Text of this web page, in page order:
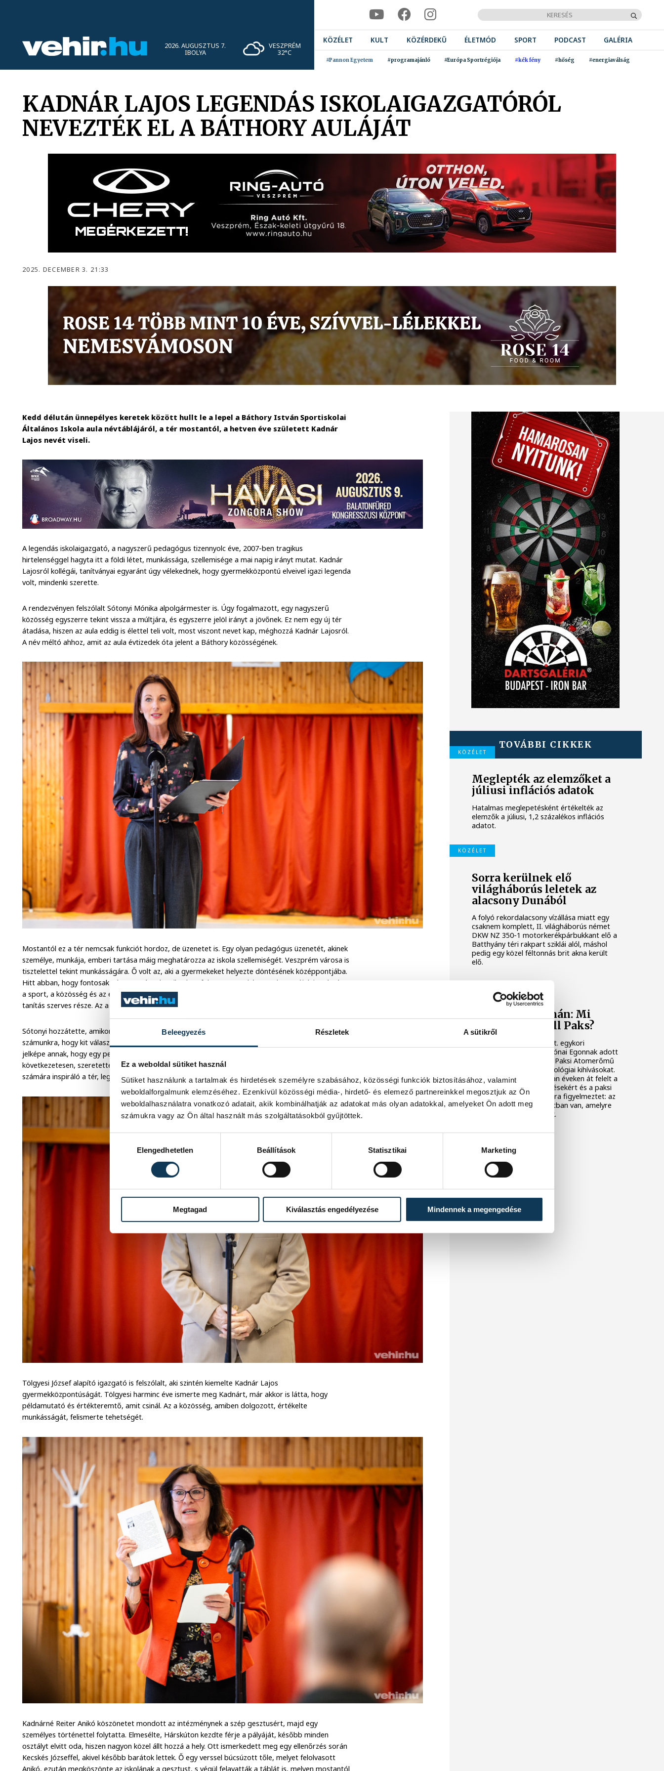
Beleegyezés Részletek A sütikről
Ez a weboldal sütiket használ
Sütiket használunk a tartalmak és hirdetések személyre szabásához, közösségi funkciók biztosításához, valamint
weboldalforgalmunk elemzéséhez. Ezenkívül közösségi média-, hirdető- és elemező partnereinkkel megosztjuk az Ön
weboldalhasználatra vonatkozó adatait, akik kombinálhatják az adatokat más olyan adatokkal, amelyeket Ön adott meg
számukra vagy az Ön által használt más szolgáltatásokból gyűjtöttek.
Elengedhetetlen
Beállítások Statisztikai Marketing
Megtagad Kiválasztás engedélyezése Mindennek a megengedése
2026. AUGUSZTUS 7.
IBOLYA
VESZPRÉM
32°C
KÖZÉLET KULT KÖZÉRDEKŰ ÉLETMÓD SPORT PODCAST GALÉRIA
#Pannon Egyetem #programajánló #Európa Sportrégiója #kék fény #hőség #energiaválság
KADNÁR LAJOS LEGENDÁS ISKOLAIGAZGATÓRÓL
NEVEZTÉK EL A BÁTHORY AULÁJÁT
2025. DECEMBER 3. 21:33
Kedd délután ünnepélyes keretek között hullt le a lepel a Báthory István Sportiskolai
Általános Iskola aula névtáblájáról, a tér mostantól, a hetven éve született Kadnár
Lajos nevét viseli.
A legendás iskolaigazgató, a nagyszerű pedagógus tizennyolc éve, 2007-ben tragikus
hirtelenséggel hagyta itt a földi létet, munkássága, szellemisége a mai napig irányt mutat. Kadnár
Lajosról kollégái, tanítványai egyaránt úgy vélekednek, hogy gyermekközpontú elveivel igazi legenda
volt, mindenki szerette.
A rendezvényen felszólalt Sótonyi Mónika alpolgármester is. Úgy fogalmazott, egy nagyszerű
közösség egyszerre tekint vissza a múltjára, és egyszerre jelöl irányt a jövőnek. Ez nem egy új tér
átadása, hiszen az aula eddig is élettel teli volt, most viszont nevet kap, méghozzá Kadnár Lajosról.
A név méltó ahhoz, amit az aula évtizedek óta jelent a Báthory közösségének.
Mostantól ez a tér nemcsak funkciót hordoz, de üzenetet is. Egy olyan pedagógus üzenetét, akinek
személye, munkája, emberi tartása máig meghatározza az iskola szellemiségét. Veszprém városa is
tisztelettel tekint munkásságára. Ő volt az, aki a gyermekeket helyezte döntésének középpontjába.
Hitt abban, hogy fontosak a hagyományok, miközben folyamatosan képes volt megújulni. Számára
a sport, a közösség és az emberi értékek közvetítése nem külön feladat volt, hanem a mindennapi
tanítás szerves része. Az a szemlélet, amit képviselt, ma is meghatározó az iskolában.
Sótonyi hozzátette, amikor egy közösség nevet ad a térnek, valójában azt mondja, fontos
számunkra, hogy kit választunk példaképnek. Mostantól az aula nemcsak egy helyszín lesz, hanem a
jelképe annak, hogy egy pedagógus munkája hogyan képes nemzedékekre hatni csendesen,
következetesen, szeretettel. Az alpolgármester azt kívánta, legyen minden diák és pedagógus
számára inspiráló a tér, legyen útmutatás mindenkinek.
Tölgyesi József alapító igazgató is felszólalt, aki szintén kiemelte Kadnár Lajos
gyermekközpontúságát. Tölgyesi harminc éve ismerte meg Kadnárt, már akkor is látta, hogy
példamutató és értékteremtő, amit csinál. Az a közösség, amiben dolgozott, értékelte
munkásságát, felismerte tehetségét.
Kadnárné Reiter Anikó köszönetet mondott az intézménynek a szép gesztusért, majd egy
személyes történettel folytatta. Elmesélte, Hárskúton kezdte férje a pályáját, később minden
osztályt elvitt oda, hiszen nagyon közel állt hozzá a hely. Ott ismerkedett meg egy ellenőrzés során
Kecskés Józseffel, akivel később barátok lettek. Ő egy verssel búcsúzott tőle, melyet felolvasott
Anikó, ezután megköszönte az iskolának a gesztust, s végül felavatták a táblát is, melyen mostantól
TOVÁBBI CIKKEK
KÖZÉLET
Meglepték az elemzőket a
júliusi inflációs adatok
Hatalmas meglepetésként értékelték az
elemzők a júliusi, 1,2 százalékos inflációs
adatot.
KÖZÉLET
Sorra kerülnek elő
világháborús leletek az
alacsony Dunából
A folyó rekordalacsony vízállása miatt egy
csaknem komplett, II. világháborús német
DKW NZ 350-1 motorkerékpárbukkant elő a
Batthyány téri rakpart sziklái alól, máshol
pedig egy közel féltonnás brit akna került
elő.
Késéltánc a Dunán: Mi
történik, ha leáll Paks?
Mártha Imre, az MVM Zrt. egykori
vezérigazgatója ATV-n Rónai Egonnak adott
interjújában vázolta fel a Paksi Atomerőmű
előtt álló példátlan technológiai kihívásokat.
A szakember, aki korábban éveken át felelt a
hazai energetikai fejlesztésekért és a paksi
blokkok működéséért, arra figyelmeztet: az
erőmű olyan üzemállapotban van, amelyre
eredetileg nem tervezték.